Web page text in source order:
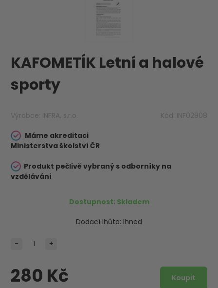
KAFOMETÍK Letní a halové
sporty
Výrobce: INFRA, s.r.o. Kód: INF02908
Máme akreditaci
Ministerstva školství ČR
Produkt pečlivě vybraný s odborníky na
vzdělávání
Dostupnost: Skladem
Dodací lhůta: Ihned
280 Kč
- +